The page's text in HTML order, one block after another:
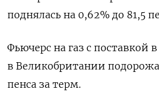
поднялась на 0,62% до 81,5
Фьючерс на газ с поставкой
в Великобритании
пенса за терм.